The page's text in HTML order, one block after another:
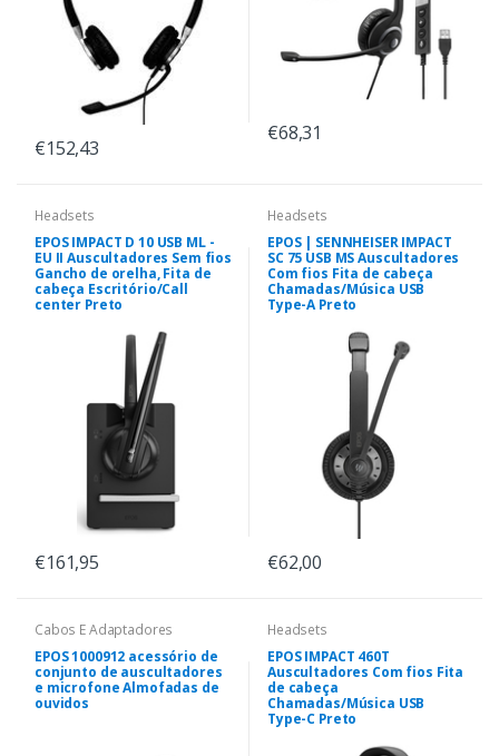
€152,43
€68,31
Headsets
EPOS IMPACT D 10 USB ML -
EU II Auscultadores Sem fios
Gancho de orelha, Fita de
cabeça Escritório/Call
center Preto
€161,95
Headsets
EPOS | SENNHEISER IMPACT
SC 75 USB MS Auscultadores
Com fios Fita de cabeça
Chamadas/Música USB
Type-A Preto
€62,00
Cabos E Adaptadores
EPOS 1000912 acessório de
conjunto de auscultadores
e microfone Almofadas de
ouvidos
Headsets
EPOS IMPACT 460T
Auscultadores Com fios Fita
de cabeça
Chamadas/Música USB
Type-C Preto